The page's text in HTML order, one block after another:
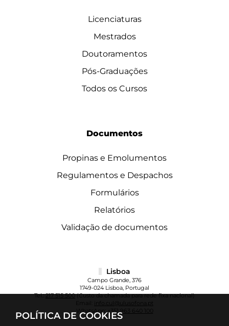
POLÍTICA DE COOKIES
Licenciaturas
Mestrados
Doutoramentos
Pós-Graduações
Todos os Cursos
Documentos
Propinas e Emolumentos
Regulamentos e Despachos
Formulários
Relatórios
Validação de documentos
Lisboa
Campo Grande, 376
1749-024 Lisboa, Portugal
Tel.:217 515 500(Custo da chamada para rede fixa nacional)
info.cul@ulusofona.pt
WhatsApp:+351 963 640 100